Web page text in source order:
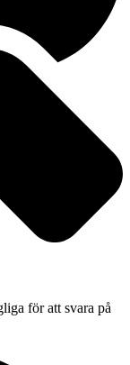
för att svara på